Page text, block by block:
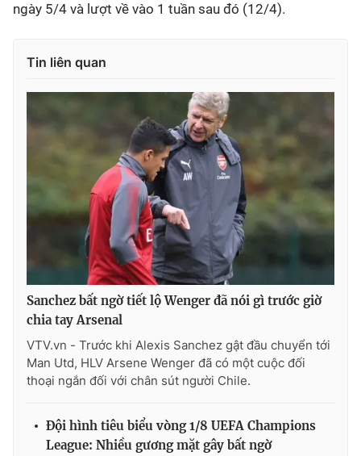
ngày 5/4 và lượt về vào 1 tuần sau đó (12/4).
Tin liên quan
Sanchez bất ngờ tiết lộ Wenger đã nói gì trước giờ
chia tay Arsenal
VTV.vn - Trước khi Alexis Sanchez gật đầu chuyển tới
Man Utd, HLV Arsene Wenger đã có một cuộc đối
thoại ngắn đối với chân sút người Chile.
Đội hình tiêu biểu vòng 1/8 UEFA Champions
League: Nhiều gương mặt gây bất ngờ